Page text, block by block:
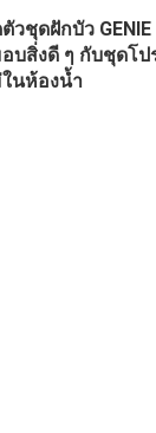
วชุดฝักบัว
บสิ่งดี ๆ กับชุดโป
นห้องน้ำ